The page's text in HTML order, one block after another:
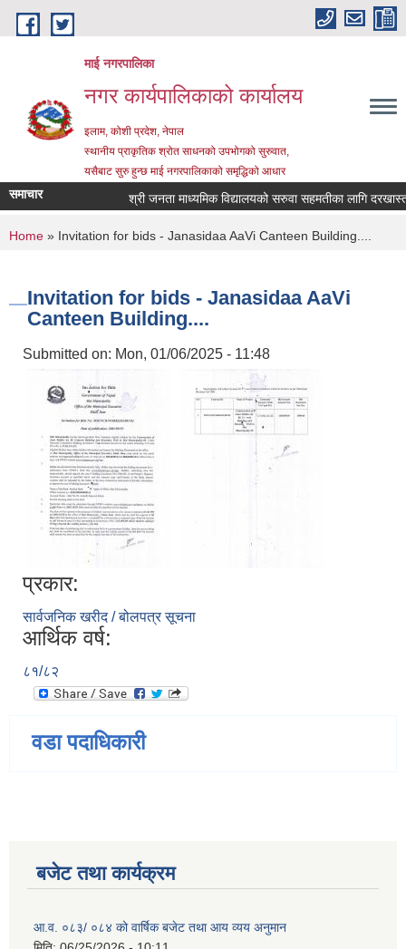
Skip to main content
माई नगरपालिका
नगर कार्यपालिकाको कार्यालय
इलाम, कोशी प्रदेश, नेपाल
स्थानीय प्राकृतिक श्रोत साधनको उपभोगको सुरुवात,
यसैबाट सुरु हुन्छ माई नगरपालिकाको समृद्धिको आधार
समाचार श्री जनता माध्यमिक विद्यालयको सरुवा सहमतीका लागि दरखास्त
You are here
Home » Invitation for bids - Janasidaa AaVi Canteen Building....
Invitation for bids - Janasidaa AaVi
Canteen Building....
Submitted on: Mon, 01/06/2025 - 11:48
प्रकार:
सार्वजनिक खरीद / बोलपत्र सूचना
आर्थिक वर्ष:
८१/८२
वडा पदाधिकारी
बजेट तथा कार्यक्रम
आ.व. ०८३/ ०८४ को वार्षिक बजेट तथा आय व्यय अनुमान